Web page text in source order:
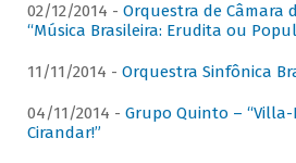
02/12/2014 - Orquestra de Câmara
“Música Brasileira: Erudita ou
11/11/2014 - Orquestra Sinfônica
04/11/2014 - Grupo Quinto –
Cirandar!”